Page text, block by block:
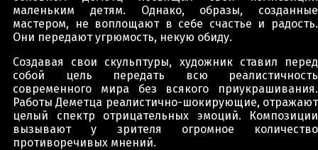
маленьким детям. Однако, образы, созданные
мастером, не воплощают в себе счастье и радость.
Они передают угрюмость, некую обиду.
Создавая свои скульптуры, художник ставил перед
собой цель передать всю реалистичность
современного мира без всякого приукрашивания.
Работы Деметца реалистично-шокирующие, отражают
целый спектр отрицательных эмоций. Композиции
вызывают у зрителя огромное количество
противоречивых мнений.